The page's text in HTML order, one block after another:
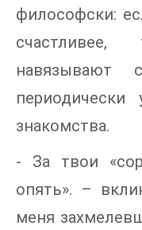
философски:
периодически
знакомства.
- За твои
опять». –
меня